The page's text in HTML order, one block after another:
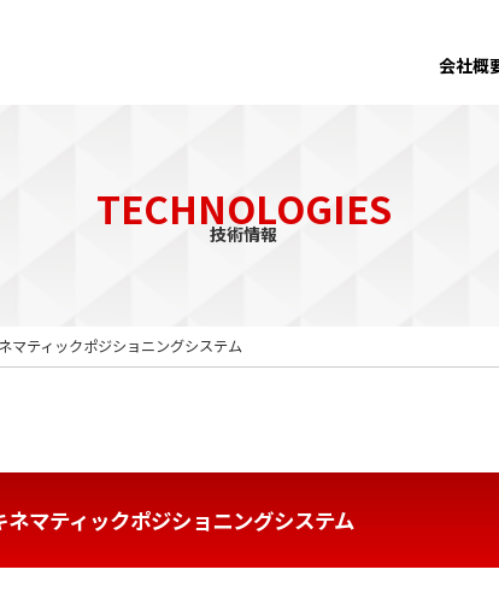
会社概
TECHNOLOGIES
技術情報
マティックポジショニングシステム
マティックポジショニングシステム